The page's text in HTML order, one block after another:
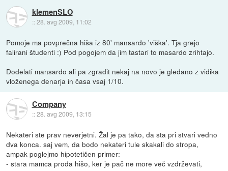
klemenSLO
::28. avg 2009, 11:02
Pomoje ma povprečna hiša iz 80' mansardo 'viška'. Tja grejo
falirani študenti :) Pod pogojem da jim tastari to masardo zrihtajo.
Dodelati mansardo ali pa zgradit nekaj na novo je gledano z vidika
vloženega denarja in časa vsaj 1/10.
Company
::28. avg 2009, 13:15
Nekateri ste prav neverjetni. Žal je pa tako, da sta pri stvari vedno
dva konca. saj vem, da bodo nekateri tule skakali do stropa,
ampak poglejmo hipotetičen primer:
- stara mamca proda hišo, ker je pač ne more več vzdrževati,